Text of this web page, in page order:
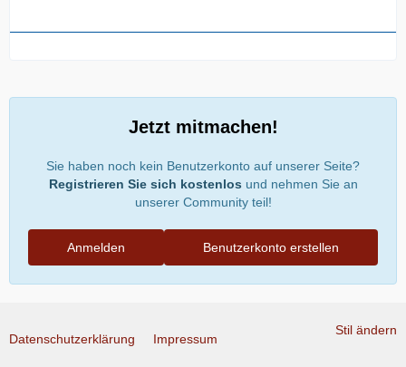
Jetzt mitmachen!
Sie haben noch kein Benutzerkonto auf unserer Seite?
Registrieren Sie sich kostenlos und nehmen Sie an
unserer Community teil!
Benutzerkonto erstellen
Anmelden
Stil ändern
Datenschutzerklärung Impressum